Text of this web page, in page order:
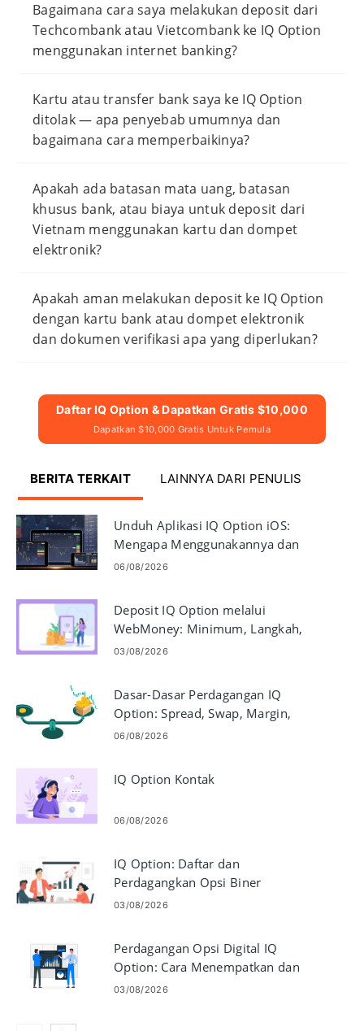
Bagaimana cara saya melakukan deposit dari
Techcombank atau Vietcombank ke IQ Option
menggunakan internet banking?
Kartu atau transfer bank saya ke IQ Option
ditolak — apa penyebab umumnya dan
bagaimana cara memperbaikinya?
Apakah ada batasan mata uang, batasan
khusus bank, atau biaya untuk deposit dari
Vietnam menggunakan kartu dan dompet
elektronik?
Apakah aman melakukan deposit ke IQ Option
dengan kartu bank atau dompet elektronik
dan dokumen verifikasi apa yang diperlukan?
Daftar IQ Option & Dapatkan Gratis $10,000
Dapatkan $10,000 Gratis Untuk Pemula
BERITA TERKAIT LAINNYA DARI PENULIS
Unduh Aplikasi IQ Option iOS:
Mengapa Menggunakannya dan
Cara Menginstalnya
06/08/2026
Deposit IQ Option melalui
WebMoney: Minimum, Langkah,
dan Waktu
03/08/2026
Dasar-Dasar Perdagangan IQ
Option: Spread, Swap, Margin,
Leverage
06/08/2026
IQ Option Kontak
06/08/2026
IQ Option: Daftar dan
Perdagangkan Opsi Biner
03/08/2026
Perdagangan Opsi Digital IQ
Option: Cara Menempatkan dan
Mengelola Perdagangan
03/08/2026